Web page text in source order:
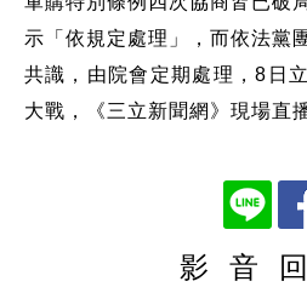
示「依規定處理」，而依法黨
共識，由院會定期處理，8日
大戰，《三立新聞網》現場直播
影 音